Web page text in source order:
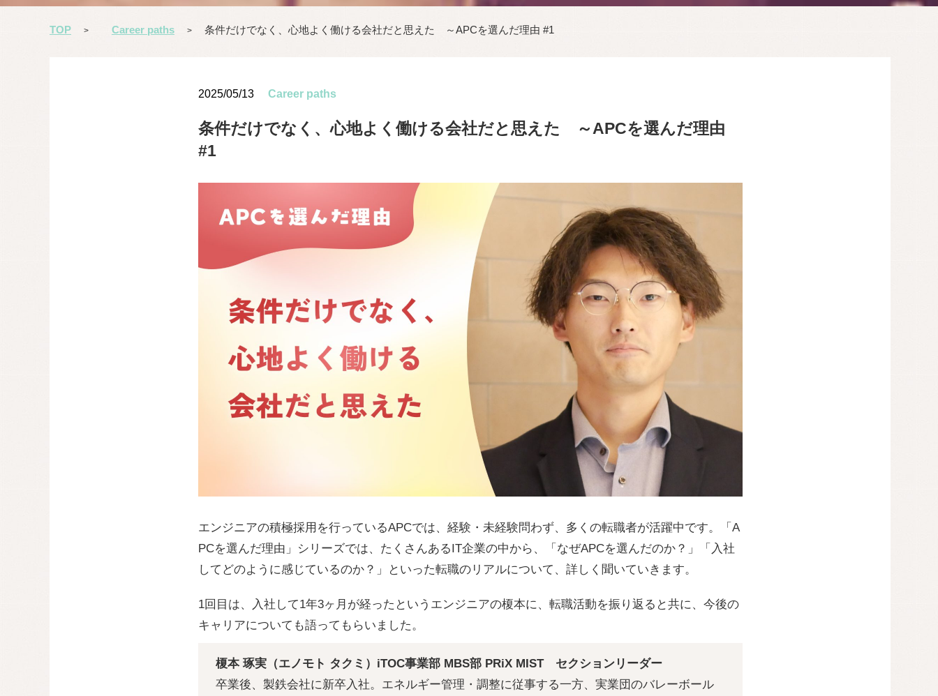
TOP > Career paths > 条件だけでなく、心地よく働ける会社だと思えた ～APCを選んだ理由 #1
2025/05/13 Career paths
条件だけでなく、心地よく働ける会社だと思えた ～APCを選んだ理由
#1
エンジニアの積極採用を行っているAPCでは、経験・未経験問わず、多くの転職者が活躍中です。「A
PCを選んだ理由」シリーズでは、たくさんあるIT企業の中から、「なぜAPCを選んだのか？」「入社
してどのように感じているのか？」といった転職のリアルについて、詳しく聞いていきます。
1回目は、入社して1年3ヶ月が経ったというエンジニアの榎本に、転職活動を振り返ると共に、今後の
キャリアについても語ってもらいました。
榎本 琢実（エノモト タクミ）iTOC事業部 MBS部 PRiX MIST セクションリーダー
卒業後、製鉄会社に新卒入社。エネルギー管理・調整に従事する一方、実業団のバレーボール